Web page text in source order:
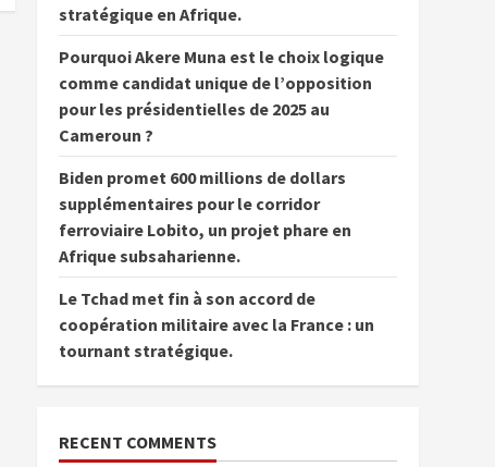
stratégique en Afrique.
Pourquoi Akere Muna est le choix logique
comme candidat unique de l’opposition
pour les présidentielles de 2025 au
Cameroun ?
Biden promet 600 millions de dollars
supplémentaires pour le corridor
ferroviaire Lobito, un projet phare en
Afrique subsaharienne.
Le Tchad met fin à son accord de
coopération militaire avec la France : un
tournant stratégique.
RECENT COMMENTS